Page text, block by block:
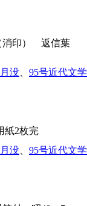
印） 返信葉
没
95号近代文学
紙2枚完
没
95号近代文学